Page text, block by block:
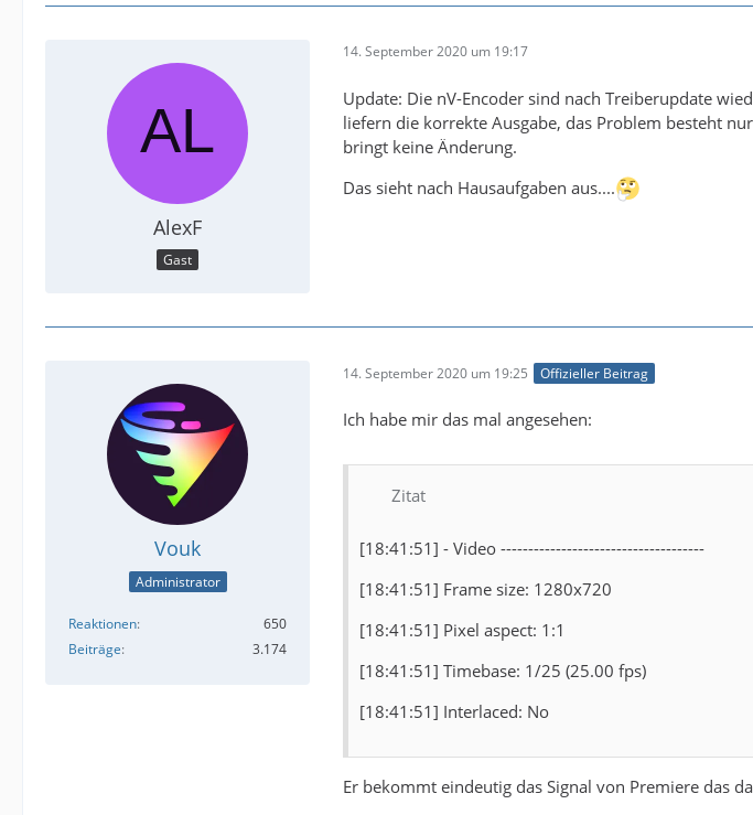
AlexF
Gast
14. September 2020 um 19:17
Update: Die nV-Encoder sind nach Treiberupdate
liefern die korrekte Ausgabe, das Problem besteht
bringt keine Änderung.
Das sieht nach Hausaufgaben aus....
Vouk
Administrator
Reaktionen
650
Beiträge
3.174
14. September 2020 um 19:25 Offizieller Beitrag
Ich habe mir das mal angesehen:
Zitat
[18:41:51] - Video -------------------------------------
[18:41:51] Frame size: 1280x720
[18:41:51] Pixel aspect: 1:1
[18:41:51] Timebase: 1/25 (25.00 fps)
[18:41:51] Interlaced: No
Er bekommt eindeutig das Signal von Premiere das